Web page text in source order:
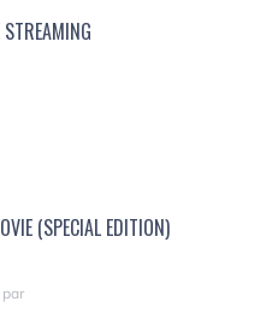
(SPECIAL EDITION)